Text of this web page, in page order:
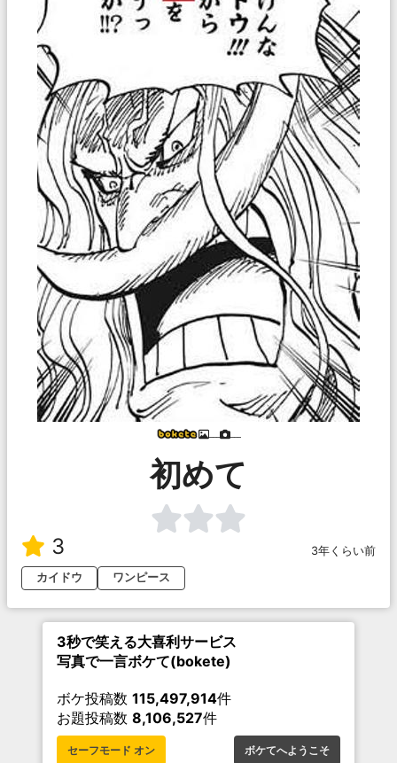
初めて
3
3年くらい前
カイドウ
ワンピース
3秒で笑える大喜利サービス
写真で一言ボケて(bokete)
ボケ投稿数 115,497,914件
お題投稿数 8,106,527件
セーフモード オン ボケてへようこそ